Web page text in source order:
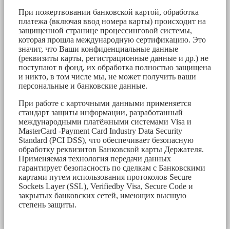
При пожертвовании банковской картой, обработка
платежа (включая ввод номера карты) происходит на
защищенной странице процессинговой системы,
которая прошла международную сертификацию. Это
значит, что Ваши конфиденциальные данные
(реквизиты карты, регистрационные данные и др.) не
поступают в фонд, их обработка полностью защищена
и никто, в том числе мы, не может получить ваши
персональные и банковские данные.
При работе с карточными данными применяется
стандарт защиты информации, разработанный
международными платёжными системами Visa и
MasterCard -Payment Card Industry Data Security
Standard (PCI DSS), что обеспечивает безопасную
обработку реквизитов Банковской карты Держателя.
Применяемая технология передачи данных
гарантирует безопасность по сделкам с Банковскими
картами путем использования протоколов Secure
Sockets Layer (SSL), Verifiedby Visa, Secure Code и
закрытых банковских сетей, имеющих высшую
степень защиты.